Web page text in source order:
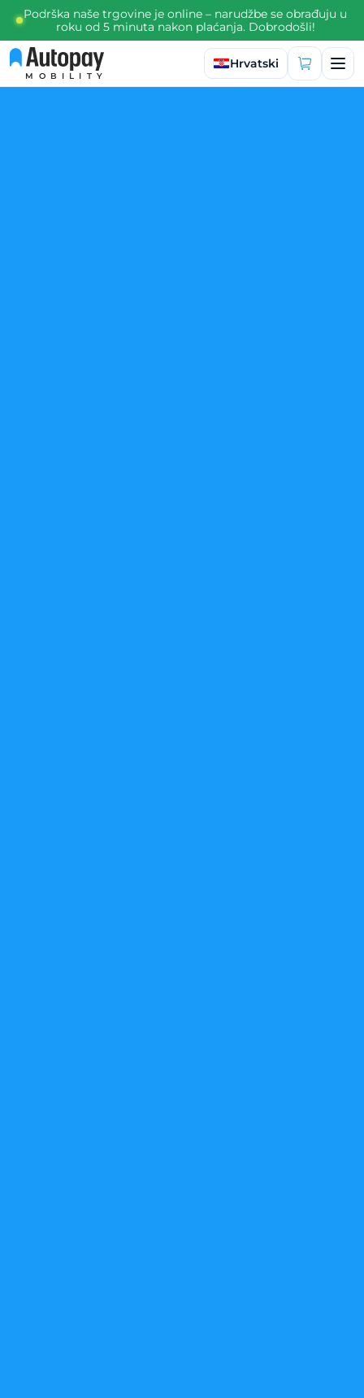
Podrška naše trgovine je online – narudžbe se obrađuju u
roku od 5 minuta nakon plaćanja. Dobrodošli!
MOBILITY
Odaberite jezik
Hrvatski